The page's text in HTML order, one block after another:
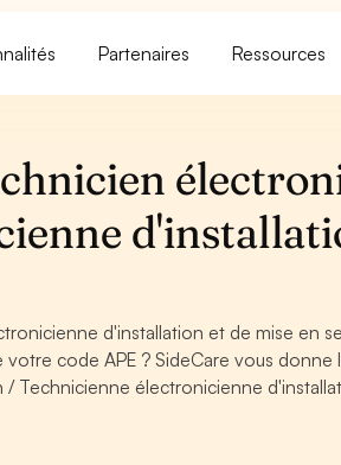
Partenaires Ressources
d'installation et de mise en
code APE ? SideCare vous donne
Technicienne électronicienne